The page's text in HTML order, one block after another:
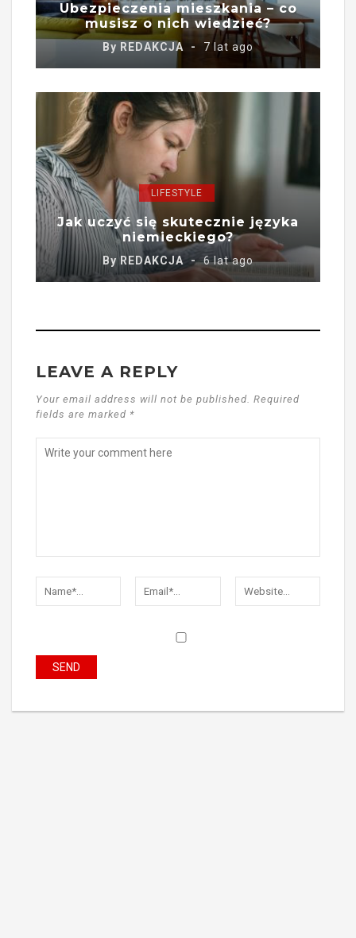
Ubezpieczenia mieszkania – co
musisz o nich wiedzieć?
By REDAKCJA 7 lat ago
LIFESTYLE
Jak uczyć się skutecznie języka
niemieckiego?
By REDAKCJA 6 lat ago
LEAVE A REPLY
Your email address will not be published. Required
fields are marked *